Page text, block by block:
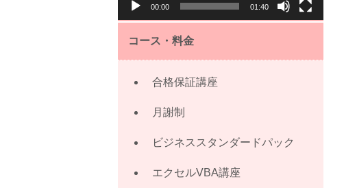
00:00 01:40
コース・料金
合格保証講座
月謝制
ビジネススタンダードパック
エクセルVBA講座